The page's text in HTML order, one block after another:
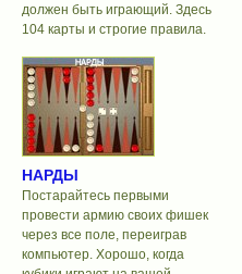
должен быть играющий. Здесь
104 карты и строгие правила.
НАРДЫ
Постарайтесь первыми
провести армию своих фишек
через все поле, переиграв
компьютер. Хорошо, когда